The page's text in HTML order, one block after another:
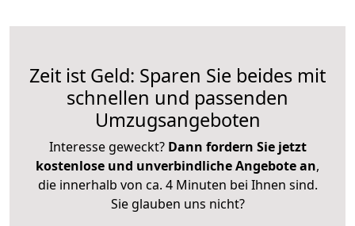
Zeit ist Geld: Sparen Sie beides mit
schnellen und passenden
Umzugsangeboten
Interesse geweckt? Dann fordern Sie jetzt
kostenlose und unverbindliche Angebote an,
die innerhalb von ca. 4 Minuten bei Ihnen sind.
Sie glauben uns nicht?